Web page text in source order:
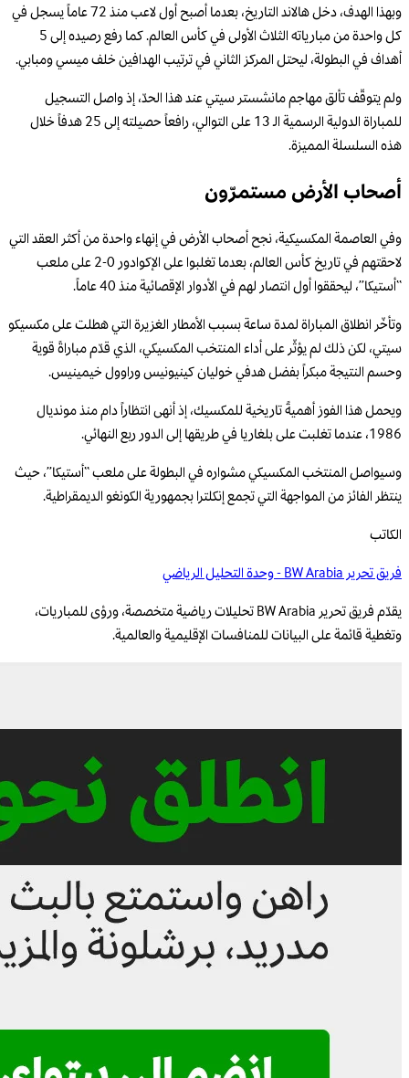
وبهذا الهدف، دخل هالاند التاريخ، بعدما أصبح أول لاعب منذ 72 عاماً يسجل في
كل واحدة من مبارياته الثلاث الأولى في كأس العالم. كما رفع رصيده إلى 5
أهداف في البطولة، ليحتل المركز الثاني في ترتيب الهدافين خلف ميسي ومبابي.
ولم يتوقّف تألق مهاجم مانشستر سيتي عند هذا الحدّ، إذ واصل التسجيل
للمباراة الدولية الرسمية الـ 13 على التوالي، رافعاً حصيلته إلى 25 هدفاً خلال
هذه السلسلة المميزة.
أصحاب الأرض مستمرّون
وفي العاصمة المكسيكية، نجح أصحاب الأرض في إنهاء واحدة من أكثر العقد التي
لاحقتهم في تاريخ كأس العالم، بعدما تغلبوا على الإكوادور 0-2 على ملعب
“أستيكا”، ليحققوا أول انتصار لهم في الأدوار الإقصائية منذ 40 عاماً.
وتأخّر انطلاق المباراة لمدة ساعة بسبب الأمطار الغزيرة التي هطلت على مكسيكو
سيتي، لكن ذلك لم يؤثّر على أداء المنتخب المكسيكي، الذي قدّم مباراةً قوية
وحسم النتيجة مبكراً بفضل هدفي خوليان كينيونيس وراوول خيمينيس.
ويحمل هذا الفوز أهميةً تاريخية للمكسيك، إذ أنهى انتظاراً دام منذ مونديال
1986، عندما تغلبت على بلغاريا في طريقها إلى الدور ربع النهائي.
وسيواصل المنتخب المكسيكي مشواره في البطولة على ملعب “أستيكا”، حيث
ينتظر الفائز من المواجهة التي تجمع إنكلترا بجمهورية الكونغو الديمقراطية.
الكاتب
فريق تحرير BW Arabia - وحدة التحليل الرياضي
يقدّم فريق تحرير BW Arabia تحليلات رياضية متخصصة، ورؤى للمباريات،
وتغطية قائمة على البيانات للمنافسات الإقليمية والعالمية.